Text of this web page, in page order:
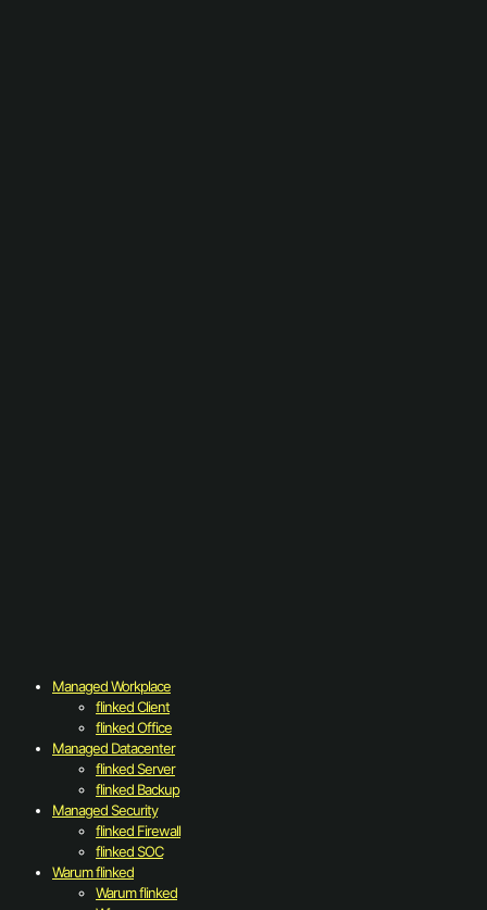
Managed Workplace
flinked Client
flinked Office
Managed Datacenter
flinked Server
flinked Backup
Managed Security
flinked Firewall
flinked SOC
Warum flinked
Warum flinked